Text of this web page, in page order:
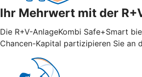
Ihr Mehrwert mit der
Die R+V-AnlageKombi Safe+Smart
Chancen-Kapital partizipieren Sie an